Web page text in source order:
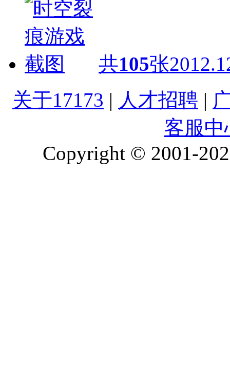
共105张
关于17173 | 人才招聘 |
客服中
Copyright © 2001-